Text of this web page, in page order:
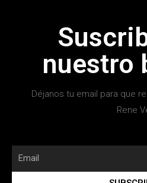
nuestro
Déjanos tu email para que
Rene